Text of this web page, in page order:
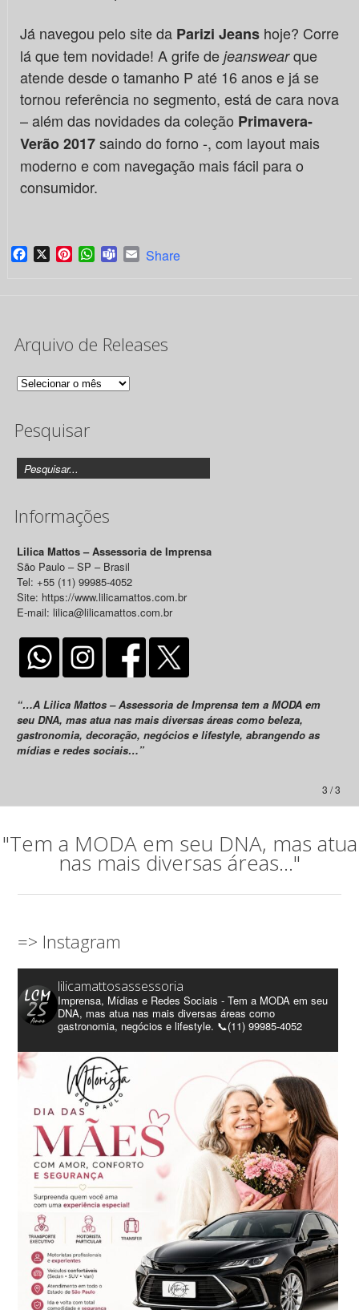
Já navegou pelo site da Parizi Jeanshoje? Corre
lá que tem novidade! A grife de jeanswearque
atende desde o tamanho P até 16 anos e já se
tornou referência no segmento, está de cara nova
– além das novidades da coleção Primavera-
Verão 2017saindo do forno -, com layout mais
moderno e com navegação mais fácil para o
consumidor.
Facebook
X PinterestWhatsApp
TeamsEmail
Share
Arquivo de Releases
Arquivo
Releases
Pesquisar
Informações
Lilica Mattos – Assessoria de Imprensa
São Paulo – SP – Brasil
Tel: +55 (11) 99985-4052
Site: https://www.lilicamattos.com.br
E-mail: lilica@lilicamattos.com.br
“…A Lilica Mattos – Assessoria de Imprensa tem a MODA em
seu DNA, mas atua nas mais diversas áreas como beleza,
gastronomia, decoração, negócios e lifestyle, abrangendo as
mídias e redes sociais…”
3 / 3
"Tem a MODA em seu DNA, mas atua
nas mais diversas áreas..."
=> Instagram
lilicamattosassessoria
Imprensa, Mídias e Redes Sociais - Tem a MODA em seu
DNA, mas atua nas mais diversas áreas como
gastronomia, negócios e lifestyle. 📞(11) 99985-4052